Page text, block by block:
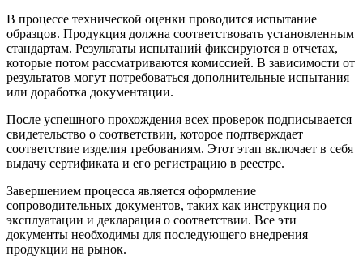
В процессе технической оценки проводится испытание
образцов. Продукция должна соответствовать установленным
стандартам. Результаты испытаний фиксируются в отчетах,
которые потом рассматриваются комиссией. В зависимости от
результатов могут потребоваться дополнительные испытания
или доработка документации.
После успешного прохождения всех проверок подписывается
свидетельство о соответствии, которое подтверждает
соответствие изделия требованиям. Этот этап включает в себя
выдачу сертификата и его регистрацию в реестре.
Завершением процесса является оформление
сопроводительных документов, таких как инструкция по
эксплуатации и декларация о соответствии. Все эти
документы необходимы для последующего внедрения
продукции на рынок.